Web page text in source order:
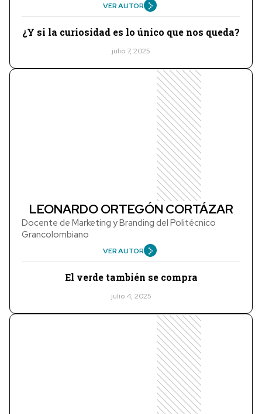
VER AUTOR
¿Y si la curiosidad es lo único que nos queda?
julio 7, 2025
LEONARDO ORTEGÓN CORTÁZAR
Docente de Marketing y Branding del Politécnico
Grancolombiano
VER AUTOR
El verde también se compra
julio 4, 2025